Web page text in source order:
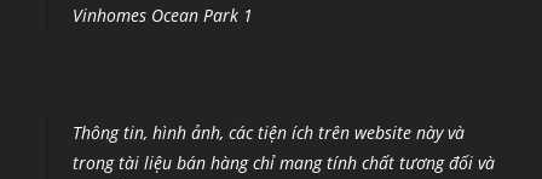
Vinhomes Ocean Park 1
Thông tin, hình ảnh, các tiện ích trên website này và
trong tài liệu bán hàng chỉ mang tính chất tương đối và